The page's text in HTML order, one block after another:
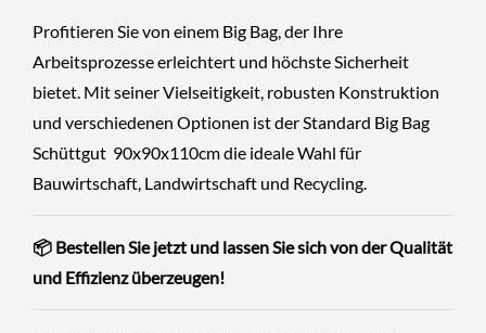
Profitieren Sie von einem Big Bag, der Ihre
Arbeitsprozesse erleichtert und höchste Sicherheit
bietet. Mit seiner Vielseitigkeit, robusten Konstruktion
und verschiedenen Optionen ist der Standard Big Bag
Schüttgut 90x90x110cm die ideale Wahl für
Bauwirtschaft, Landwirtschaft und Recycling.
📦 Bestellen Siejetzt und lassen Sie sich von der Qualität
und Effizienz überzeugen!